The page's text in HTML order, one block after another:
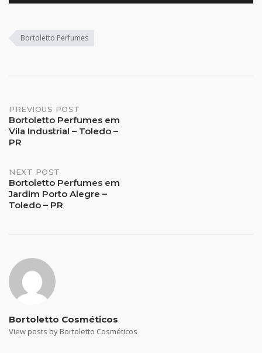
Bortoletto Perfumes
Post
navigation
PREVIOUS POST
Bortoletto Perfumes em
Vila Industrial – Toledo –
PR
NEXT POST
Bortoletto Perfumes em
Jardim Porto Alegre –
Toledo – PR
Bortoletto Cosméticos
View posts by Bortoletto Cosméticos